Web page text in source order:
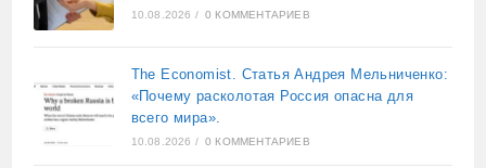
10.08.2026 / 0 КОММЕНТАРИЕВ
The Economist. Статья Андрея Мельниченко:
«Почему расколотая Россия опасна для
всего мира».
10.08.2026 / 0 КОММЕНТАРИЕВ